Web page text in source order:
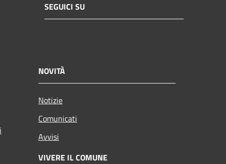
SEGUICI SU
NOVITÀ
Notizie
Comunicati
Avvisi
VIVERE IL COMUNE